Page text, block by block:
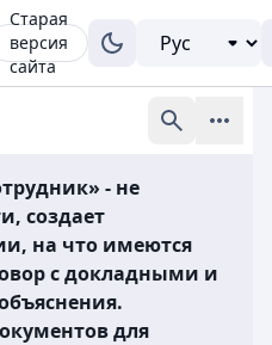
Старая
версия
сайта
- не
создает
на что имеются
с докладными и
для